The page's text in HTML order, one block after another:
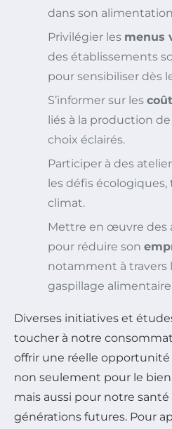
dans son
Privilégier les menus
des établissements
pour sensibiliser dès
S’informer sur les
liés à la production
choix éclairés.
Participer à des
les défis
climat.
Mettre en œuvre des
pour réduire son
notamment à travers
gaspillage alimentaire.
Diverses initiatives et
toucher à notre
offrir une réelle opportunité
non seulement pour le
mais aussi pour notre
générations futures. Pour